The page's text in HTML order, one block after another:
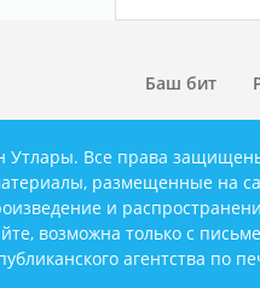
Баш бит
Утлары. Все права
размещенные на
и
возможна только с
агентства по